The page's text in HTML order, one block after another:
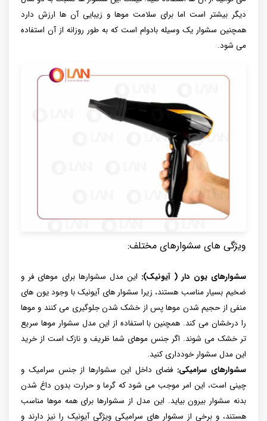
دیگر بیشتر است اما برای سلامت موها و زیبایی آن ها ارزش دارد
همچنین سشوار یک وسیله بادوام است که به طور روزانه از آن استفاده
می شود.
ویژگی های سشوارهای مختلف:
سشوارهای یون دار ( آیونیک): این مدل سشوارها برای موهای فر و
ضخیم بسیار مناسب هستند، زیرا سشوار های آیونیک با وجود یون های
منفی از حجیم شدن موها پس از خشک شدن جلوگیری می کنند و موها
را درخشان می کند. همچنین با استفاده از این مدل سشوار موها سریع
تر خشک می شوند. اگر جنس موهای شما ظریف و نازک است از خرید
این مدل سشوار خودداری کنید.
سشوارهای سرامیکی: فضای داخل این سشوارها از جنس سرامیک و
چینی است، این امر موجب می شود که گرما و حرارت بدون داغ شدن
بدنه سشوار بیرون بیاید. این مدل از سشوارها برای همه موها مناسب
هستند، و برخی از سشوار های سرامیکی ویژگی آیونیک را نیز دارند و